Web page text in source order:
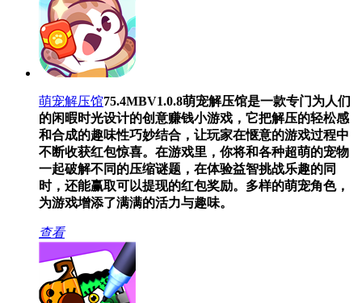
萌宠解压馆75.4MBV1.0.8萌宠解压馆是一款专门为人们
的闲暇时光设计的创意赚钱小游戏，它把解压的轻松感
和合成的趣味性巧妙结合，让玩家在惬意的游戏过程中
不断收获红包惊喜。在游戏里，你将和各种超萌的宠物
一起破解不同的压缩谜题，在体验益智挑战乐趣的同
时，还能赢取可以提现的红包奖励。多样的萌宠角色，
为游戏增添了满满的活力与趣味。
查看